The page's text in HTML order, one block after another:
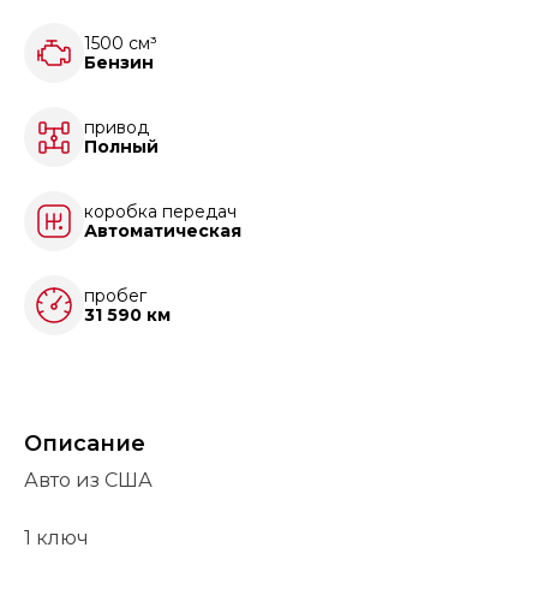
1500 см³
Бензин
привод
Полный
коробка передач
Автоматическая
пробег
31 590 км
Описание
Авто из США
1 ключ